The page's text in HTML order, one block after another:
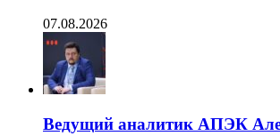
07.08.2026
Ведущий аналитик АПЭК